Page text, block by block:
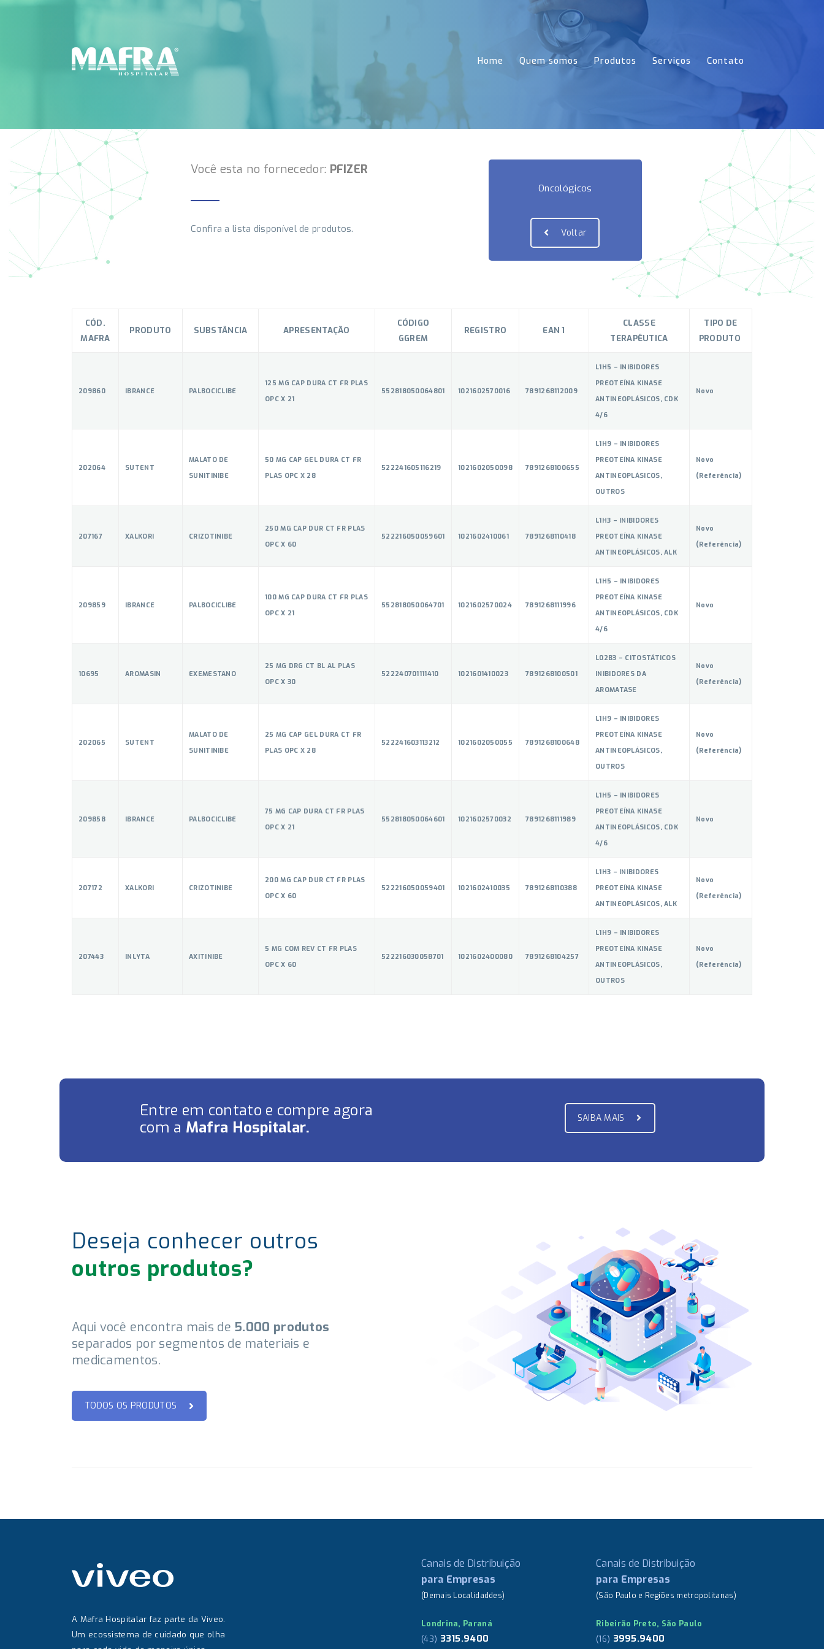
Home Quem somos Produtos Serviços Contato
Você esta no fornecedor: PFIZER
Confira a lista disponível de produtos.
Oncológicos
Voltar
CÓD.
MAFRA
PRODUTO SUBSTÂNCIA APRESENTAÇÃO
CÓDIGO
GGREM
REGISTRO EAN 1
CLASSE
TERAPÊUTICA
TIPO DE
PRODUTO
209860 IBRANCE PALBOCICLIBE
125 MG CAP DURA CT FR PLAS
OPC X 21
552818050064801 1021602570016 7891268112009
L1H5 – INIBIDORES
PREOTEÍNA KINASE
ANTINEOPLÁSICOS, CDK
4/6
Novo
202064 SUTENT
MALATO DE
SUNITINIBE
50 MG CAP GEL DURA CT FR
PLAS OPC X 28
522241605116219 1021602050098 7891268100655
L1H9 – INIBIDORES
PREOTEÍNA KINASE
ANTINEOPLÁSICOS,
OUTROS
Novo
(Referência)
207167 XALKORI CRIZOTINIBE
250 MG CAP DUR CT FR PLAS
OPC X 60
522216050059601 1021602410061 7891268110418
L1H3 – INIBIDORES
PREOTEÍNA KINASE
ANTINEOPLÁSICOS, ALK
Novo
(Referência)
209859 IBRANCE PALBOCICLIBE
100 MG CAP DURA CT FR PLAS
OPC X 21
552818050064701 1021602570024 7891268111996
L1H5 – INIBIDORES
PREOTEÍNA KINASE
ANTINEOPLÁSICOS, CDK
4/6
Novo
10695 AROMASIN EXEMESTANO
25 MG DRG CT BL AL PLAS
OPC X 30
522240701111410 1021601410023 7891268100501
L02B3 – CITOSTÁTICOS
INIBIDORES DA
AROMATASE
Novo
(Referência)
202065 SUTENT
MALATO DE
SUNITINIBE
25 MG CAP GEL DURA CT FR
PLAS OPC X 28
522241603113212 1021602050055 7891268100648
L1H9 – INIBIDORES
PREOTEÍNA KINASE
ANTINEOPLÁSICOS,
OUTROS
Novo
(Referência)
209858 IBRANCE PALBOCICLIBE
75 MG CAP DURA CT FR PLAS
OPC X 21
552818050064601 1021602570032 7891268111989
L1H5 – INIBIDORES
PREOTEÍNA KINASE
ANTINEOPLÁSICOS, CDK
4/6
Novo
207172 XALKORI CRIZOTINIBE
200 MG CAP DUR CT FR PLAS
OPC X 60
522216050059401 1021602410035 7891268110388
L1H3 – INIBIDORES
PREOTEÍNA KINASE
ANTINEOPLÁSICOS, ALK
Novo
(Referência)
207443 INLYTA AXITINIBE
5 MG COM REV CT FR PLAS
OPC X 60
522216030058701 1021602400080 7891268104257
L1H9 – INIBIDORES
PREOTEÍNA KINASE
ANTINEOPLÁSICOS,
OUTROS
Novo
(Referência)
Entre em contato e compre agora
com a Mafra Hospitalar. SAIBA MAIS
Deseja conhecer outros
outros produtos?
Aqui você encontra mais de 5.000 produtos
separados por segmentos de materiais e
medicamentos.
TODOS OS PRODUTOS
A Mafra Hospitalar faz parte da Viveo.
Um ecossistema de cuidado que olha
Canais de Distribuição
para Empresas
(Demais Localidaddes)
Londrina, Paraná
(43) 3315.9400
Canais de Distribuição
para Empresas
(São Paulo e Regiões metropolitanas)
Ribeirão Preto, São Paulo
(16) 3995.9400